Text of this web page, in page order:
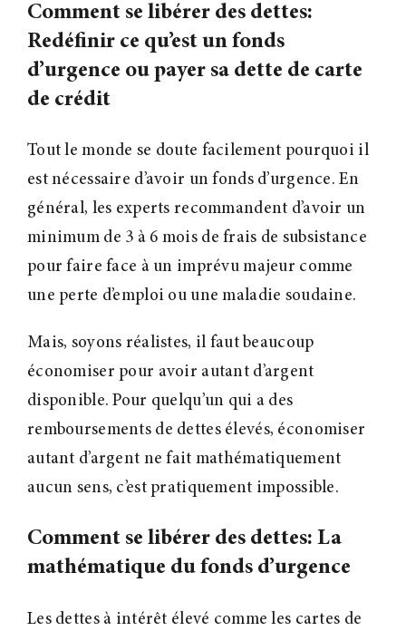
Comment se libérer des dettes:
Redéfinir ce qu’est un fonds
d’urgence ou payer sa dette de carte
de crédit
Tout le monde se doute facilement pourquoi il
est nécessaire d’avoir un fonds d’urgence. En
général, les experts recommandent d’avoir un
minimum de 3 à 6 mois de frais de subsistance
pour faire face à un imprévu majeur comme
une perte d’emploi ou une maladie soudaine.
Mais, soyons réalistes, il faut beaucoup
économiser pour avoir autant d’argent
disponible. Pour quelqu’un qui a des
remboursements de dettes élevés, économiser
autant d’argent ne fait mathématiquement
aucun sens, c’est pratiquement impossible.
Comment se libérer des dettes: La
mathématique du fonds d’urgence
Les dettes à intérêt élevé comme les cartes de